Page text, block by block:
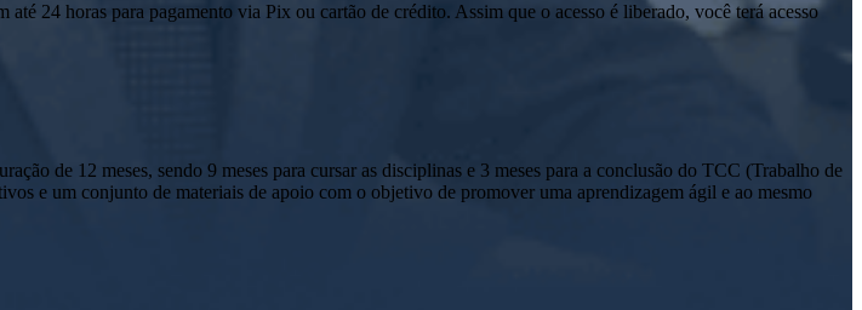
24 horas para pagamento via Pix ou cartão de crédito. Assim que o acesso é liberado, você terá acesso
de 12 meses, sendo 9 meses para cursar as disciplinas e 3 meses para a conclusão do TCC (Trabalho de
e um conjunto de materiais de apoio com o objetivo de promover uma aprendizagem ágil e ao mesmo